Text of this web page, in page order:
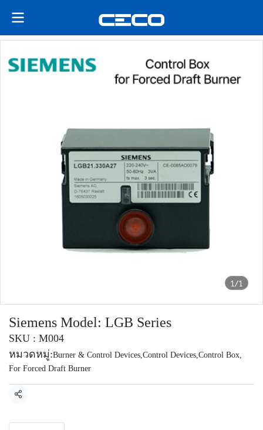
1/1
Siemens Model: LGB Series
SKU : M004
หมวดหมู่:Burner & Control Devices,Control Devices,Control Box,
For Forced Draft Burner
แชร์